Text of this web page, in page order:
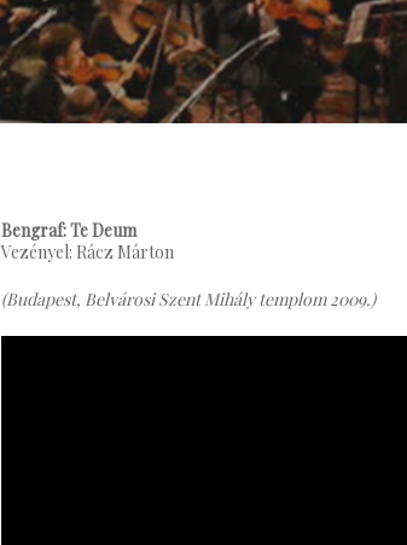
Bengraf: Te Deum
Vezényel: Rácz Márton
(Budapest, Belvárosi Szent Mihály templom 2009.)